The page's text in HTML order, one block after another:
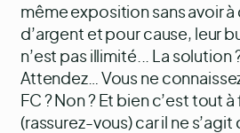
même exposition sans avoir
d’argent et pour cause, leur
n’est pas illimité... La solution
Attendez… Vous ne
FC ? Non ? Et bien c’est tout à
(rassurez-vous) car il ne s’agit